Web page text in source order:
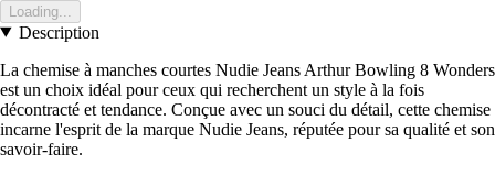
Loading...
Description
La chemise à manches courtes Nudie Jeans Arthur Bowling 8 Wonders
est un choix idéal pour ceux qui recherchent un style à la fois
décontracté et tendance. Conçue avec un souci du détail, cette chemise
incarne l'esprit de la marque Nudie Jeans, réputée pour sa qualité et son
savoir-faire.